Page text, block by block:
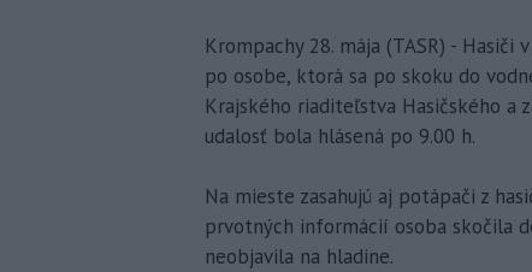
Krompachy 28. mája (TASR) -
po osobe, ktorá sa po skoku do
Krajského riaditeľstva Hasičského a
udalosť bola hlásená po 9.00 h.
Na mieste zasahujú aj potápači z
prvotných informácií osoba skočila
neobjavila na hladine.